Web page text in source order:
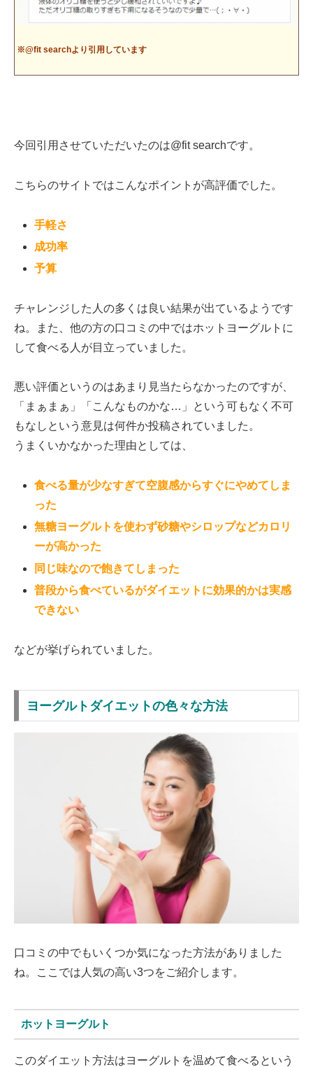
※@fit searchより引用しています
今回引用させていただいたのは@fit searchです。
こちらのサイトではこんなポイントが高評価でした。
手軽さ
成功率
予算
チャレンジした人の多くは良い結果が出ているようです
ね。また、他の方の口コミの中ではホットヨーグルトに
して食べる人が目立っていました。
悪い評価というのはあまり見当たらなかったのですが、
「まぁまぁ」「こんなものかな…」という可もなく不可
もなしという意見は何件か投稿されていました。
うまくいかなかった理由としては、
食べる量が少なすぎて空腹感からすぐにやめてしま
った
無糖ヨーグルトを使わず砂糖やシロップなどカロリ
ーが高かった
同じ味なので飽きてしまった
普段から食べているがダイエットに効果的かは実感
できない
などが挙げられていました。
ヨーグルトダイエットの色々な方法
口コミの中でもいくつか気になった方法がありました
ね。ここでは人気の高い3つをご紹介します。
ホットヨーグルト
このダイエット方法はヨーグルトを温めて食べるという